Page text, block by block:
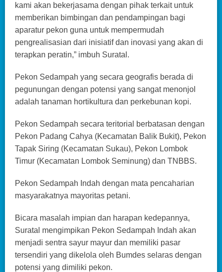
kami akan bekerjasama dengan pihak terkait untuk
memberikan bimbingan dan pendampingan bagi
aparatur pekon guna untuk mempermudah
pengrealisasian dari inisiatif dan inovasi yang akan di
terapkan peratin,” imbuh Suratal.
Pekon Sedampah yang secara geografis berada di
pegunungan dengan potensi yang sangat menonjol
adalah tanaman hortikultura dan perkebunan kopi.
Pekon Sedampah secara teritorial berbatasan dengan
Pekon Padang Cahya (Kecamatan Balik Bukit), Pekon
Tapak Siring (Kecamatan Sukau), Pekon Lombok
Timur (Kecamatan Lombok Seminung) dan TNBBS.
Pekon Sedampah Indah dengan mata pencaharian
masyarakatnya mayoritas petani.
Bicara masalah impian dan harapan kedepannya,
Suratal mengimpikan Pekon Sedampah Indah akan
menjadi sentra sayur mayur dan memiliki pasar
tersendiri yang dikelola oleh Bumdes selaras dengan
potensi yang dimiliki pekon.